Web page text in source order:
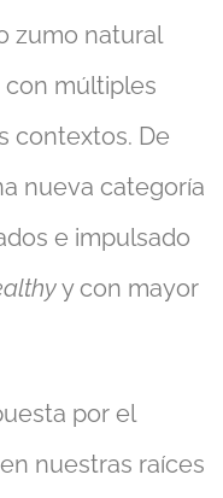
zumo natural
con múltiples
contextos. De
nueva categoría
e impulsado
y con mayor
por el
nuestras raíces